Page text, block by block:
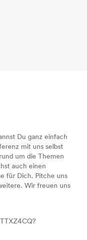
Du ganz einfach
mit uns selbst
um die Themen
auch einen
für Dich. Pitche uns
Wir freuen uns